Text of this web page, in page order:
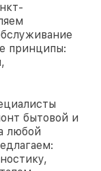
принципы:
бытовой и
любой